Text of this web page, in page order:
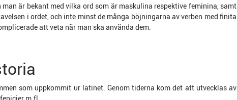
är bekant med vilka ord som är maskulina respektive feminina, samt
i ordet, och inte minst de många böjningarna av verben med finita
att veta när man ska använda dem.
som uppkommit ur latinet. Genom tiderna kom det att utvecklas av